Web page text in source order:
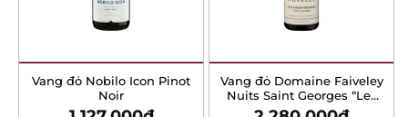
Vang đỏ Nobilo Icon Pinot
Noir
1.127.000
Vang đỏ Domaine
Faiveley Nuits Saint
Georges “Les Lavieres”
2.280.000₫